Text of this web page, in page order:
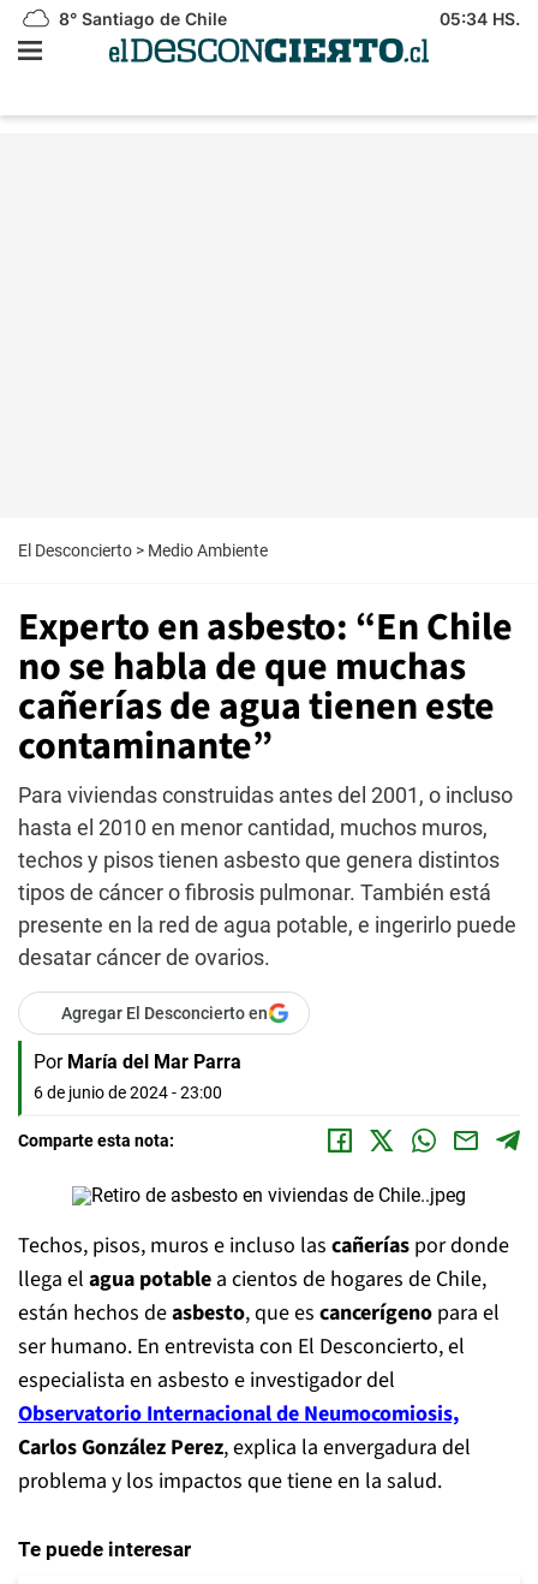
8° Santiago de Chile 05:34 HS.
El Desconcierto > Medio Ambiente
Experto en asbesto: “En Chile
no se habla de que muchas
cañerías de agua tienen este
contaminante”
Para viviendas construidas antes del 2001, o incluso
hasta el 2010 en menor cantidad, muchos muros,
techos y pisos tienen asbesto que genera distintos
tipos de cáncer o fibrosis pulmonar. También está
presente en la red de agua potable, e ingerirlo puede
desatar cáncer de ovarios.
Agregar El Desconcierto en
Por María del Mar Parra
6 de junio de 2024 - 23:00
Comparte esta nota:
Techos, pisos, muros e incluso las cañerías por donde
llega el agua potable a cientos de hogares de Chile,
están hechos deasbesto, que es cancerígeno para el
ser humano. En entrevista con El Desconcierto, el
especialista en asbesto e investigador del
Observatorio Internacional de Neumocomiosis,
Carlos González Perez, explica la envergadura del
problema y los impactos que tiene en la salud.
Te puede interesar